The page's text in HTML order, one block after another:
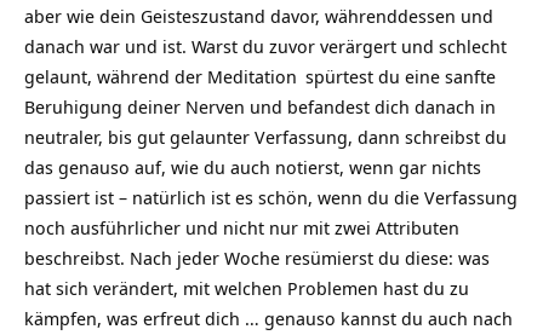
aber wie dein Geisteszustand davor, währenddessen und
danach war und ist. Warst du zuvor verärgert und schlecht
gelaunt, während der Meditation spürtest du eine sanfte
Beruhigung deiner Nerven und befandest dich danach in
neutraler, bis gut gelaunter Verfassung, dann schreibst du
das genauso auf, wie du auch notierst, wenn gar nichts
passiert ist – natürlich ist es schön, wenn du die Verfassung
noch ausführlicher und nicht nur mit zwei Attributen
beschreibst. Nach jeder Woche resümierst du diese: was
hat sich verändert, mit welchen Problemen hast du zu
kämpfen, was erfreut dich … genauso kannst du auch nach